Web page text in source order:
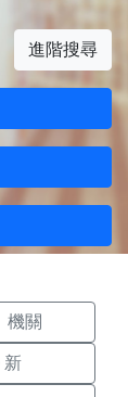
進階搜尋
機關
新